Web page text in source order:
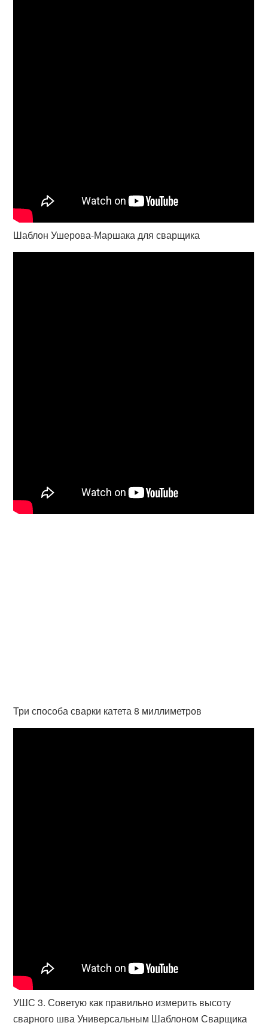
Шаблон Ушерова-Маршака для сварщика
Три способа сварки катета 8 миллиметров
УШС 3. Советую как правильно измерить высоту
сварного шва Универсальным Шаблоном Сварщика